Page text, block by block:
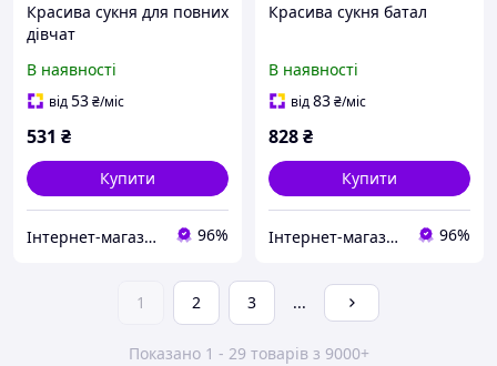
Красива сукня для повних
дівчат
В наявності
від53₴/міс
531 ₴
Купити
Інтернет-магазин одягу та взуття Bebest-Style 96%
Красива сукня батал
В наявності
від83₴/міс
828₴
Купити
Інтернет-магазин одягу та взуття Bebest-Style 96%
1 2 3 ...
Показано 1 - 29 товарів з 9000+